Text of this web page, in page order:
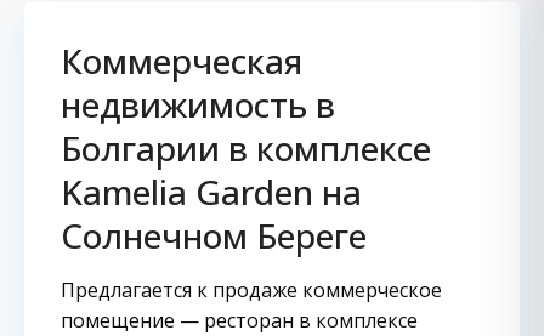
Коммерческая
недвижимость в
Болгарии в комплексе
Kamelia Garden на
Солнечном Береге
Предлагается к продаже коммерческое
помещение — ресторан в комплексе